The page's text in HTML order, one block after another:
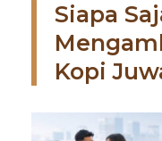
Siapa
Kopi